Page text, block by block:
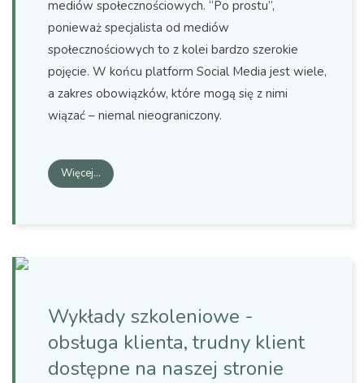
mediów społecznościowych. “Po prostu”,
ponieważ specjalista od mediów
społecznościowych to z kolei bardzo szerokie
pojęcie. W końcu platform Social Media jest wiele,
a zakres obowiązków, które mogą się z nimi
wiązać – niemal nieograniczony.
Więcej…
Wykłady szkoleniowe -
obsługa klienta, trudny klient
dostępne na naszej stronie